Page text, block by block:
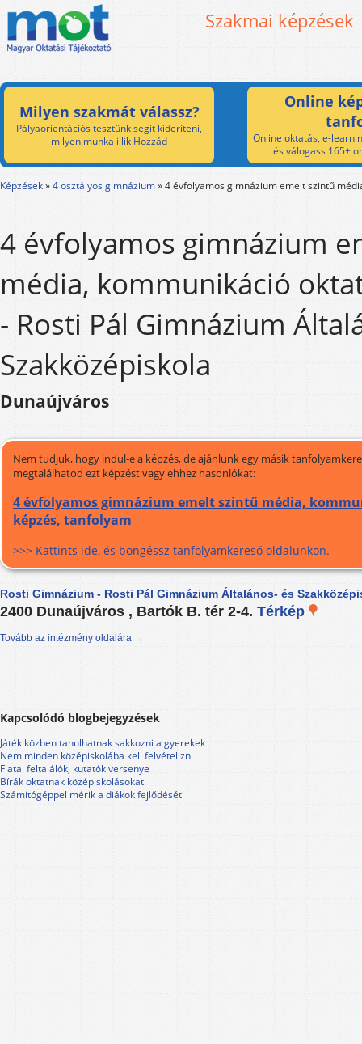
Szakmai képzések
Milyen szakmát válassz?
Pályaorientációs tesztünk segít kideríteni,
milyen munka illik Hozzád
Online
Online oktatás, e-
és válogass 165+
Képzések»4 osztályos gimnázium»4 évfolyamos gimnázium emelt szintű
4 évfolyamos gimnázium
média, kommunikáció
- Rosti Pál Gimnázium
Szakközépiskola
Dunaújváros
Nem tudjuk, hogy indul-e a képzés, de ajánlunk egy másik
megtalálhatod ezt képzést vagy ehhez hasonlókat:
4 évfolyamos gimnázium emelt szintű média,
képzés, tanfolyam
>>> Kattints ide, és böngéssz tanfolyamkereső oldalunkon.
Rosti Gimnázium - Rosti Pál Gimnázium Általános- és
2400 Dunaújváros , Bartók B. tér 2-4. Térkép
Tovább az intézmény oldalára →
Kapcsolódó blogbejegyzések
Játék közben tanulhatnak sakkozni a gyerekek
Nem minden középiskolába kell felvételizni
Fiatal feltalálók, kutatók versenye
Bírák oktatnak középiskolásokat
Számítógéppel mérik a diákok fejlődését